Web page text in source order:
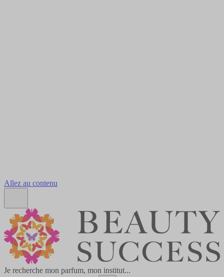
Allez au contenu
Je recherche mon parfum, mon institut...